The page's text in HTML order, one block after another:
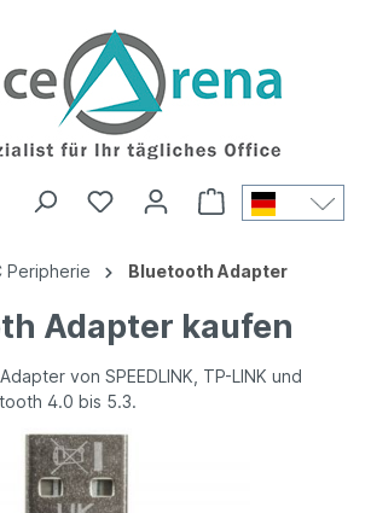
Peripherie Bluetooth Adapter
Adapter kaufen
von SPEEDLINK, TP-LINK und
4.0 bis 5.3.